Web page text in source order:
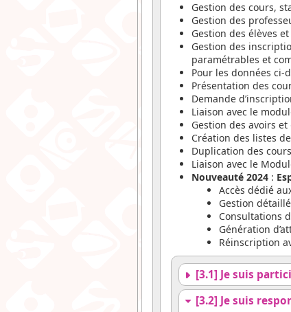
Gestion des cours,
Gestion des
Gestion des élèves
Gestion des
paramétrables et
Pour les données
Présentation des
Demande
Liaison avec le
Gestion des avoirs
Création des listes
Duplication des
Liaison avec le
Nouveauté 2024 :
Accès dédié
Gestion
Consultations
Génération
Réinscription
[3.1] Je suis
[3.2] Je suis